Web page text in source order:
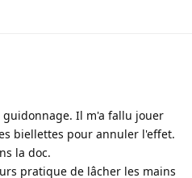
guidonnage. Il m'a fallu jouer
biellettes pour annuler l'effet.
la doc.
pratique de lâcher les mains